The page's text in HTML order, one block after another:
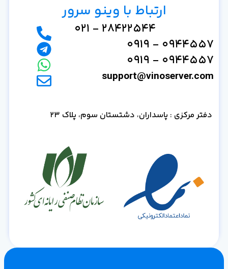
ارتباط با وینو سرور
28422544 - 021
0944557 - 0919
0944557 - 0919
support@vinoserver.com
دفتر مرکزی : پاسداران، دشتستان سوم، پلاک 23